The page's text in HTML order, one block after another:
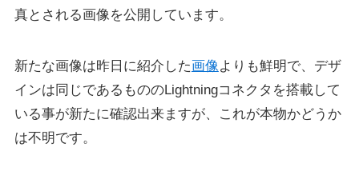
真とされる画像を公開しています。
新たな画像は昨日に紹介した画像よりも鮮明で、デザ
インは同じであるもののLightningコネクタを搭載して
いる事が新たに確認出来ますが、これが本物かどうか
は不明です。